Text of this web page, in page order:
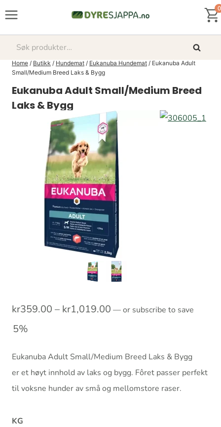
0
Søk
etter:
Søk
Home / Butikk / Hundemat / Eukanuba Hundemat / Eukanuba Adult
Small/Medium Breed Laks & Bygg
Eukanuba Adult Small/Medium Breed
Laks & Bygg
kr359.00 – kr1,019.00Prisområde:
kr1,019.00
—or subscribe to save
5%
Eukanuba Adult Small/Medium Breed Laks & Bygg
er et høyt innhold av laks og bygg. Fôret passer perfekt
til voksne hunder av små og mellomstore raser.
KG